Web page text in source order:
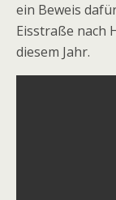
ein Beweis
Eisstraße nach
diesem Jahr.